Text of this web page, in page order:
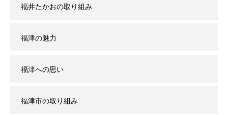
福井たかおの取り組み
福津の魅力
福津への思い
福津市の取り組み